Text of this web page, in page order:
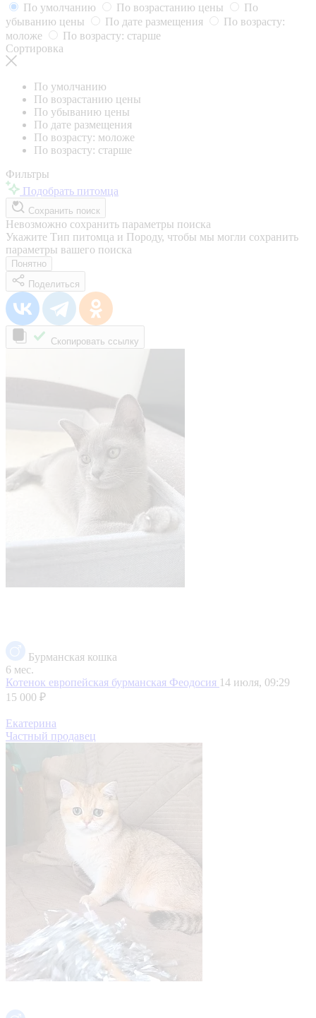
По умолчанию
По возрастанию цены
По
убыванию цены
По дате размещения
По возрасту:
моложе
По возрасту: старше
Сортировка
По умолчанию
По возрастанию цены
По убыванию цены
По дате размещения
По возрасту: моложе
По возрасту: старше
Фильтры
Подобрать питомца
Сохранить поиск
Невозможно сохранить параметры поиска
Укажите Тип питомца и Породу, чтобы мы могли сохранить
параметры вашего поиска
Понятно
Поделиться
Скопировать ссылку
Бурманская кошка
6 мес.
Котенок европейская бурманская Феодосия 14 июля, 09:29
15 000 ₽
Екатерина
Частный продавец